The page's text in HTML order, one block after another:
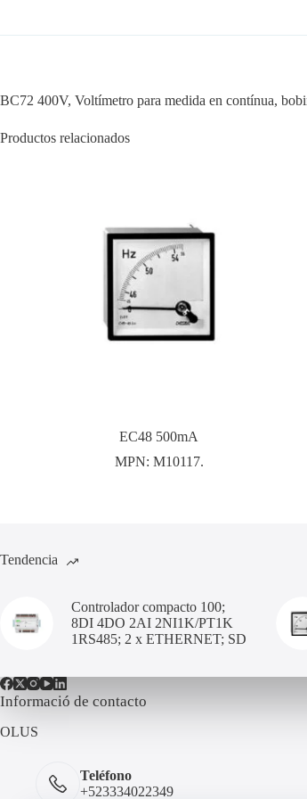
BC72 400V, Voltímetro para medida en contínua,
Productos relacionados
EC48 500mA
MPN: M10117.
Tendencia
Controlador compacto 100;
8DI 4DO 2AI 2NI1K/PT1K
1RS485; 2 x ETHERNET; SD
Informació de contacto
OLUS
Teléfono
+523334022349